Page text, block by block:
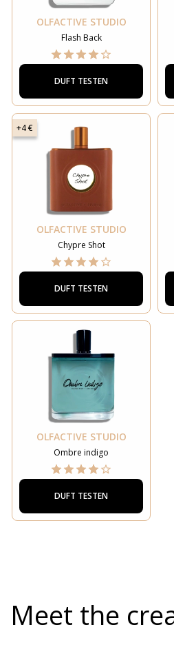
OLFACTIVE STUDIO
Flash Back
DUFT TESTEN
+4 €
OLFACTIVE STUDIO
Chypre Shot
DUFT TESTEN
OLFACTIVE STUDIO
Ombre indigo
DUFT TESTEN
Meet the